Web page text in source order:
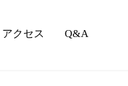
アクセス Q&A